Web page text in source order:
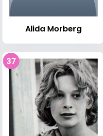
Alida Morberg
37